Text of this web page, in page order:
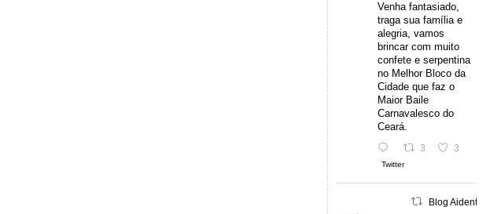
Venha fantasiado,
traga sua família e
alegria, vamos
brincar com muito
confete e serpentina
no Melhor Bloco da
Cidade que faz o
Maior Baile
Carnavalesco do
Ceará.
3 3
Twitter
Blog Aidentu